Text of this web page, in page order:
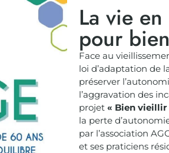
La vie
pour
Face au
loi d’adaptation de
préserver
l’aggravation des
projet « Bien vieillir
la perte
par l’association
et ses praticiens